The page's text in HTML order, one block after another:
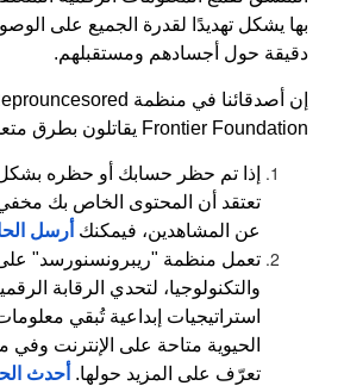
بها يشكل تهديدًا لقدرة الجميع على
دقيقة حول أجسادهم ومستقبلهم.
Frontier Foundation يقاتلون بطرق متعددة:
إذا تم حظر حسابك أو حظره
تعتقد أن المحتوى الخاص بك
عن المشاهدين، فيمكنك أرسل
تعمل منظمة "ريبرونسنورسد"
والتكنولوجيا، لتحدي الرقابة
استراتيجيات إبداعية تُبقي
الحيوية متاحة على الإنترنت وفي
تعرّف على المزيد حولها. أحدث